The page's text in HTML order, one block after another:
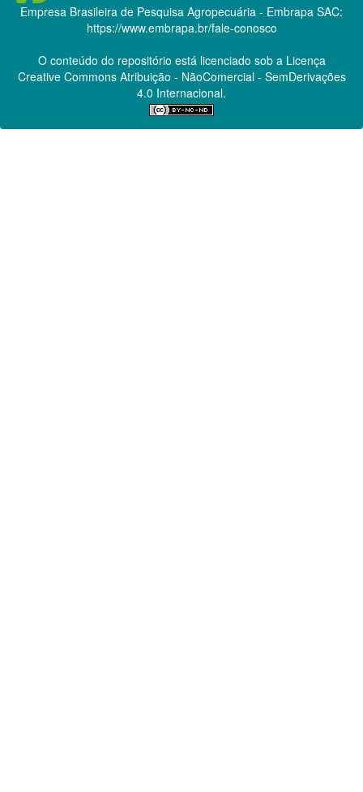
Empresa Brasileira de Pesquisa Agropecuária - Embrapa SAC:
https://www.embrapa.br/fale-conosco
O conteúdo do repositório está licenciado sob a Licença
Creative CommonsAtribuição - NãoComercial - SemDerivações
4.0 Internacional.